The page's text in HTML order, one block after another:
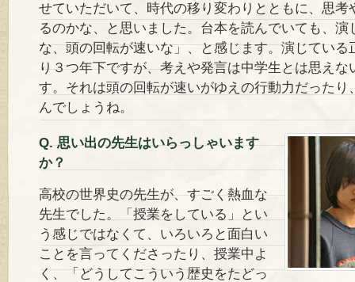
せていただいて、時代の移り変わりとともに、思考
るのかな、と思いました。台本を読んでいても、演
な、頭の回転が速いな」、と感じます。演じている
り３つ年下ですが、考えや発言は中学生とは思えな
す。それは頭の回転が速いがゆえの行動力だったり
んでしょうね。
Q. 思い出の先生はいらっしゃいます
か？
高校の世界史の先生が、すごく熱血な
先生でした。「授業をしている」とい
う感じではなくて、いろいろと面白い
ことを言ってくださったり、授業中よ
く、「どうしてこういう歴史をたどっ